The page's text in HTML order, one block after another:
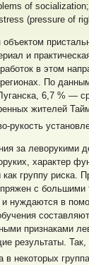
of
(pressure of
и
в этом
По
6,7 % —
жителей
рукость
за леворукими
характер
как группу риска.
с
нуждаются в
признаками
результаты. Так,
в некоторых